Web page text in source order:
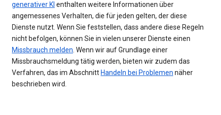
generativer KI enthalten weitere Informationen über
angemessenes Verhalten, die für jeden gelten, der diese
Dienste nutzt. Wenn Sie feststellen, dass andere diese Regeln
nicht befolgen, können Sie in vielen unserer Dienste einen
Missbrauch melden. Wenn wir auf Grundlage einer
Missbrauchsmeldung tätig werden, bieten wir zudem das
Verfahren, das im Abschnitt Handeln bei Problemen näher
beschrieben wird.